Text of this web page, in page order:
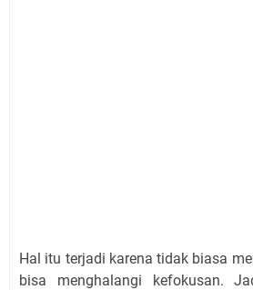
Hal itu terjadi karena tidak biasa
bisa menghalangi kefokusan.